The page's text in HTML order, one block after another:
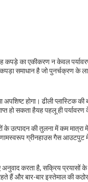
कपड़े का एकीकरण न केवल
समाधान है जो पुनर्चक्रण के
होगा। ढीली प्लास्टिक
हो सकता हैयह पहलू ही
के उत्पादन की तुलना में कम मात्रा
ग्रीनहाउस गैस
करता है, सक्रिय प्रयासों के
और बार-बार इस्तेमाल की